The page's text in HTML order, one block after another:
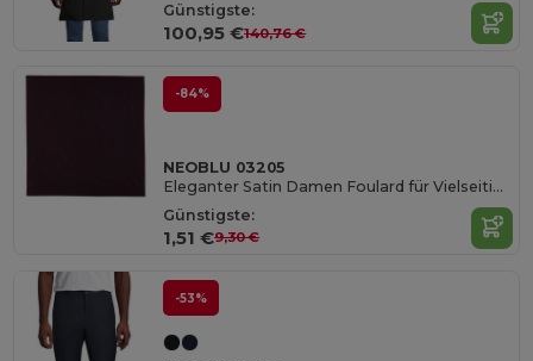
Günstigste:
100,95 €140,76 €
-84%
NEOBLU 03205
Eleganter Satin Damen Foulard für Vielseitige Stylings
Günstigste:
1,51 €9,30 €
-53%